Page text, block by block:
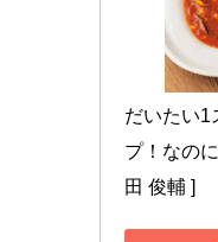
だいたい1
プ！なの
田 俊輔 ]